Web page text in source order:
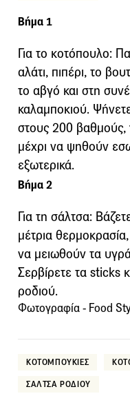
Βήμα 1
Για το κοτόπουλο:
αλάτι, πιπέρι, το
το αβγό και στη
καλαμποκιού.
στους 200 βαθμούς,
μέχρι να ψηθούν
εξωτερικά.
Βήμα 2
Για τη σάλτσα:
μέτρια
να μειωθούν τα
Σερβίρετε τα sticks
ροδιού.
Φωτογραφία - Food
ΚΟΤΟΜΠΟΥΚΙΕΣ
ΣΑΛΤΣΑ ΡΟΔΙΟΥ